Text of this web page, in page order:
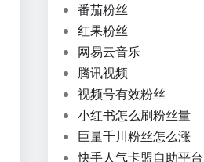
番茄粉丝
红果粉丝
网易云音乐
腾讯视频
视频号有效粉丝
小红书怎么刷粉丝量
巨量千川粉丝怎么涨
快手人气卡盟自助平台